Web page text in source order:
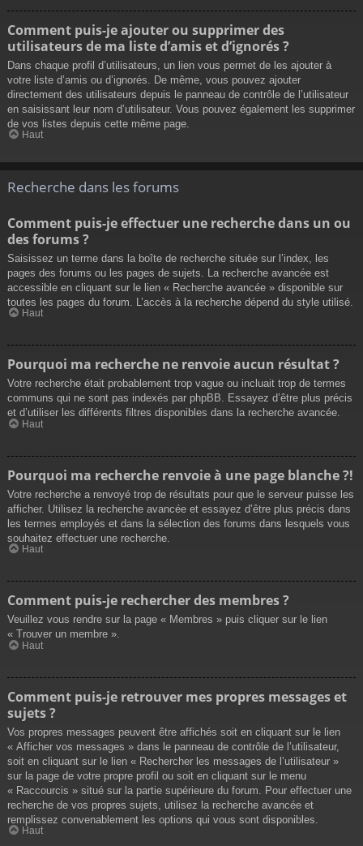
Comment puis-je ajouter ou supprimer des
utilisateurs de ma liste d’amis et d’ignorés ?
Dans chaque profil d’utilisateurs, un lien vous permet de les ajouter à
votre liste d’amis ou d’ignorés. De même, vous pouvez ajouter
directement des utilisateurs depuis le panneau de contrôle de l’utilisateur
en saisissant leur nom d’utilisateur. Vous pouvez également les supprimer
de vos listes depuis cette même page.
Haut
Recherche dans les forums
Comment puis-je effectuer une recherche dans un ou
des forums ?
Saisissez un terme dans la boîte de recherche située sur l’index, les
pages des forums ou les pages de sujets. La recherche avancée est
accessible en cliquant sur le lien « Recherche avancée » disponible sur
toutes les pages du forum. L’accès à la recherche dépend du style utilisé.
Haut
Pourquoi ma recherche ne renvoie aucun résultat ?
Votre recherche était probablement trop vague ou incluait trop de termes
communs qui ne sont pas indexés par phpBB. Essayez d’être plus précis
et d’utiliser les différents filtres disponibles dans la recherche avancée.
Haut
Pourquoi ma recherche renvoie à une page blanche ?!
Votre recherche a renvoyé trop de résultats pour que le serveur puisse les
afficher. Utilisez la recherche avancée et essayez d’être plus précis dans
les termes employés et dans la sélection des forums dans lesquels vous
souhaitez effectuer une recherche.
Haut
Comment puis-je rechercher des membres ?
Veuillez vous rendre sur la page « Membres » puis cliquer sur le lien
« Trouver un membre ».
Haut
Comment puis-je retrouver mes propres messages et
sujets ?
Vos propres messages peuvent être affichés soit en cliquant sur le lien
« Afficher vos messages » dans le panneau de contrôle de l’utilisateur,
soit en cliquant sur le lien « Rechercher les messages de l’utilisateur »
sur la page de votre propre profil ou soit en cliquant sur le menu
« Raccourcis » situé sur la partie supérieure du forum. Pour effectuer une
recherche de vos propres sujets, utilisez la recherche avancée et
remplissez convenablement les options qui vous sont disponibles.
Haut